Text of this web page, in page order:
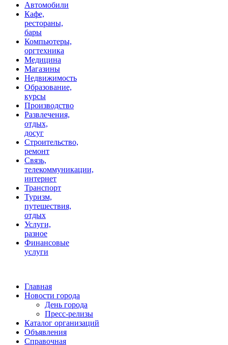
Автомобили
Кафе,
рестораны,
бары
Компьютеры,
оргтехника
Медицина
Магазины
Недвижимость
Образование,
курсы
Производство
Развлечения,
отдых,
досуг
Строительство,
ремонт
Связь,
телекоммуникации,
интернет
Транспорт
Туризм,
путешествия,
отдых
Услуги,
разное
Финансовые
услуги
Главная
Новости города
День города
Пресс-релизы
Каталог организаций
Объявления
Справочная